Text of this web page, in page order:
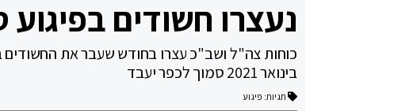
נעצרו חשודים
בינואר 2021 סמוך לכפר יעבד
תגיות: פיגוע